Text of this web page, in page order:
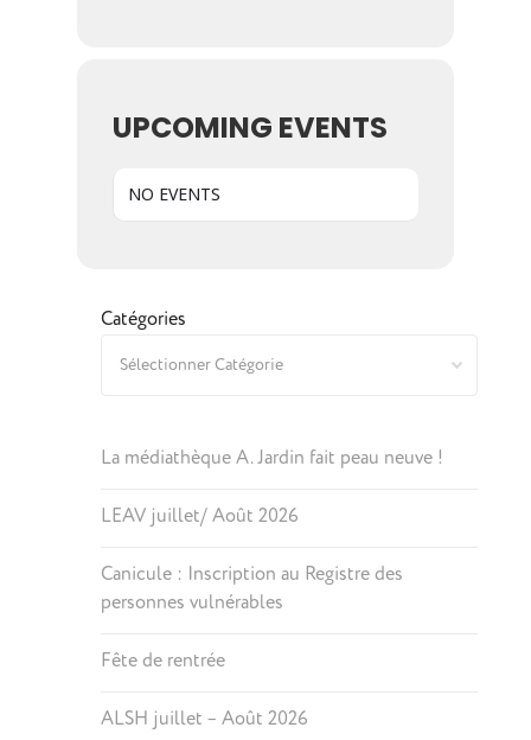
UPCOMING EVENTS
NO EVENTS
Catégories
La médiathèque A. Jardin fait peau neuve !
LEAV juillet/ Août 2026
Canicule : Inscription au Registre des
personnes vulnérables
Fête de rentrée
ALSH juillet – Août 2026